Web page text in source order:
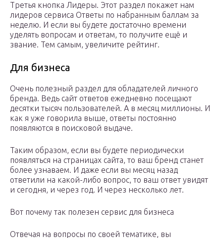
Третья кнопка Лидеры. Этот раздел покажет нам
лидеров сервиса Ответы по набранным баллам за
неделю. И если вы будете достаточно времени
уделять вопросам и ответам, то получите ещё и
звание. Тем самым, увеличите рейтинг.
Для бизнеса
Очень полезный раздел для обладателей личного
бренда. Ведь сайт ответов ежедневно посещают
десятки тысяч пользователей. А в месяц миллионы. И
как я уже говорила выше, ответы постоянно
появляются в поисковой выдаче.
Таким образом, если вы будете периодически
появляться на страницах сайта, то ваш бренд станет
более узнаваем. И даже если вы месяц назад
ответили на какой-либо вопрос, то ваш ответ увидят
и сегодня, и через год. И через несколько лет.
Вот почему так полезен сервис для бизнеса
Отвечая на вопросы по своей тематике, вы